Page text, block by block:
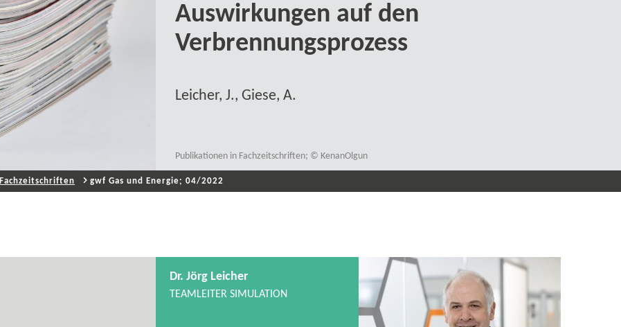
Auswirkungen auf den
Verbrennungsprozess
Leicher, J., Giese, A.
Publikationen in Fachzeitschriften; © KenanOlgun
Fachzeitschriften gwf Gas und Energie; 04/2022
Dr. Jörg Leicher
TEAMLEITER SIMULATION